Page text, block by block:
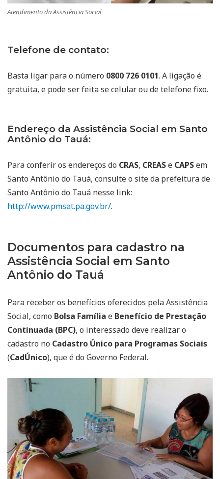
Atendimento da Assistência Social
Telefone de contato:
Basta ligar para o número 0800 726 0101. A ligação é
gratuita, e pode ser feita se celular ou de telefone fixo.
Endereço da Assistência Social em Santo
Antônio do Tauá:
Para conferir os endereços do CRAS, CREASe CAPSem
Santo Antônio do Tauá, consulte o site da prefeitura de
Santo Antônio do Tauá nesse link:
http://www.pmsat.pa.gov.br/.
Documentos para cadastro na
Assistência Social em Santo
Antônio do Tauá
Para receber os benefícios oferecidos pela Assistência
Social, como Bolsa Família e Benefício de Prestação
Continuada (BPC), o interessado deve realizar o
cadastro no Cadastro Único para Programas Sociais
(CadÚnico), que é do Governo Federal.